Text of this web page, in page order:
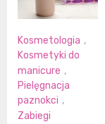
Kosmetologia ,
Kosmetyki do
manicure ,
Pielęgnacja
paznokci ,
Zabiegi